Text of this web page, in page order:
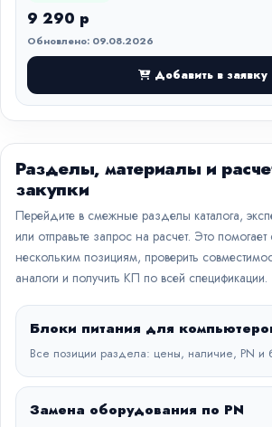
9 290 р
Обновлено: 09.08.2026
Добавить в заявку
Разделы, материалы и
закупки
Перейдите в смежные разделы каталога,
или отправьте запрос на расчет. Это помогает
нескольким позициям, проверить
аналоги и получить КП по всей спецификации.
Блоки питания для
Все позиции раздела: цены, наличие, PN и
Замена оборудования по PN